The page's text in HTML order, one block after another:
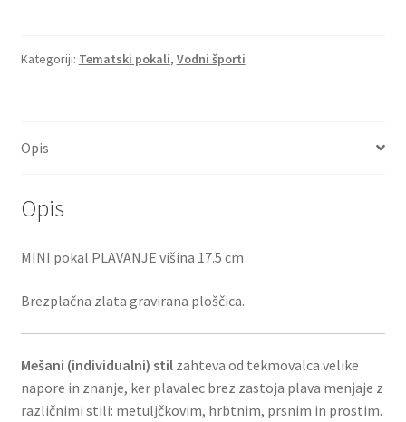
Kategoriji: Tematski pokali, Vodni športi
Opis
Opis
MINI pokal PLAVANJE višina 17.5 cm
Brezplačna zlata gravirana ploščica.
Mešani (individualni) stilzahteva od tekmovalca velike
napore in znanje, ker plavalec brez zastoja plava menjaje z
različnimi stili: metuljčkovim, hrbtnim, prsnim in prostim.